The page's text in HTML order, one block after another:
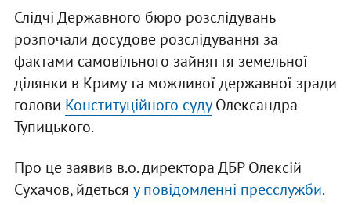
Слідчі Державного бюро розслідувань
розпочали досудове розслідування за
фактами самовільного зайняття земельної
ділянки в Криму та можливої державної зради
голови Конституційного судуОлександра
Тупицького.
Про це заявив в.о. директора ДБР Олексій
Сухачов, йдеться у повідомленні пресслужби.